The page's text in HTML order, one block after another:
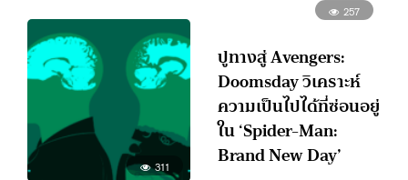
311
257
ปูทางสู่ Avengers:
Doomsday วิเคราะห์
ความเป็นไปได้ที่ซ่อนอยู่
ใน ‘Spider-Man:
Brand New Day’